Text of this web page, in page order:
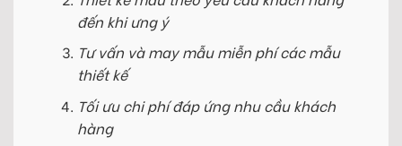
đến khi ưng ý
Tư vấn và may mẫu miễn phí các mẫu
thiết kế
Tối ưu chi phí đáp ứng nhu cầu khách
hàng